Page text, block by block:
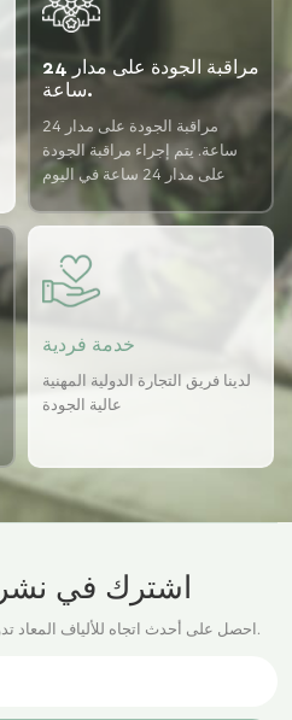
مراقبة الجودة على مدار 24
ساعة.
مراقبة الجودة على مدار 24
ساعة. يتم إجراء مراقبة الجودة
على مدار 24 ساعة في اليوم
باستخدام نظام ضمان الجودة
USTER لضمان اتساق الجودة
خدمة فردية
لدينا فريق التجارة الدولية المهنية
عالية الجودة
اشترك في
احصل على أحدث اتجاه للألياف المعاد تدويرها في صندوق الوارد الخاص بك.